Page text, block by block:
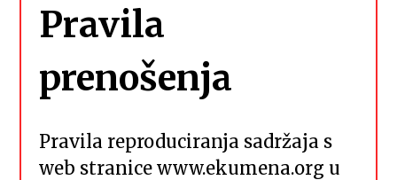
Pravila
prenošenja
Pravila reproduciranja sadržaja s
web stranice www.ekumena.org u